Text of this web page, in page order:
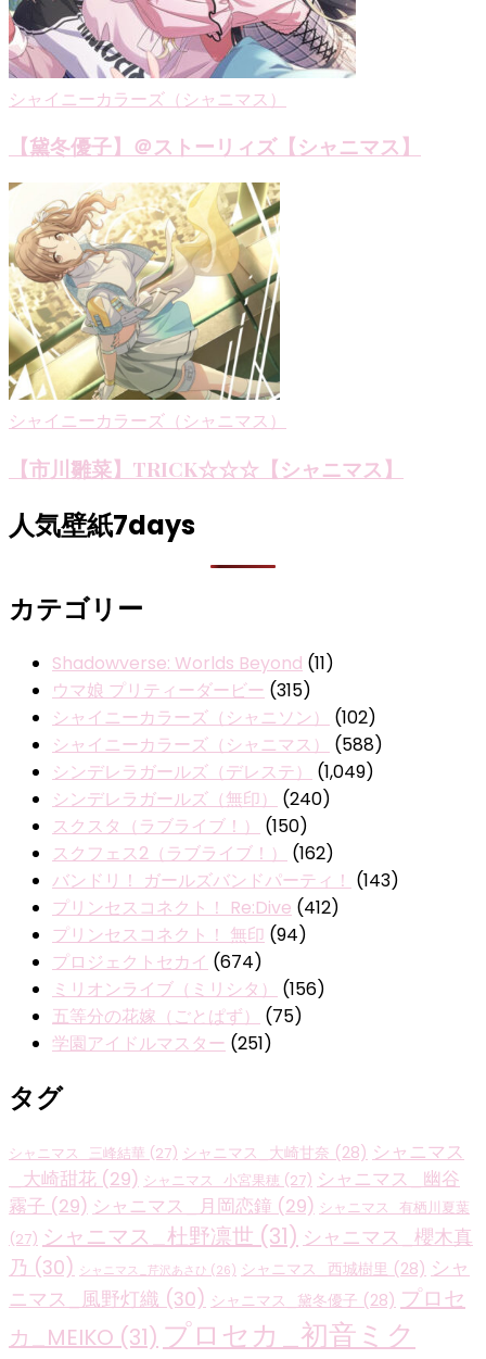
シャイニーカラーズ（シャニマス）
【黛冬優子】＠ストーリィズ【シャニマス】
シャイニーカラーズ（シャニマス）
【市川雛菜】TRICK☆☆☆【シャニマス】
人気壁紙7days
カテゴリー
Shadowverse: Worlds Beyond (11)
ウマ娘 プリティーダービー (315)
シャイニーカラーズ（シャニソン）
(102)
シャイニーカラーズ（シャニマス）
(588)
シンデレラガールズ（デレステ）
(1,049)
シンデレラガールズ（無印）
(240)
スクスタ（ラブライブ！）
(150)
スクフェス2（ラブライブ！）
(162)
バンドリ！ ガールズバンドパーティ！ (143)
プリンセスコネクト！ Re:Dive (412)
プリンセスコネクト！ 無印 (94)
プロジェクトセカイ (674)
ミリオンライブ（ミリシタ）
(156)
五等分の花嫁（ごとぱず）
(75)
学園アイドルマスター (251)
タグ
シャニマス_三峰結華 (27) シャニマス_大崎甘奈 (28) シャニマス
_大崎甜花 (29) シャニマス_小宮果穂 (27) シャニマス_幽谷
霧子 (29) シャニマス_月岡恋鐘 (29) シャニマス_有栖川夏葉
(27) シャニマス_杜野凛世 (31) シャニマス_櫻木真
乃 (30) シャニマス_芹沢あさひ (26) シャニマス_西城樹里 (28) シャ
ニマス_風野灯織 (30) シャニマス_黛冬優子 (28) プロセ
カ_MEIKO (31) プロセカ_初音ミク